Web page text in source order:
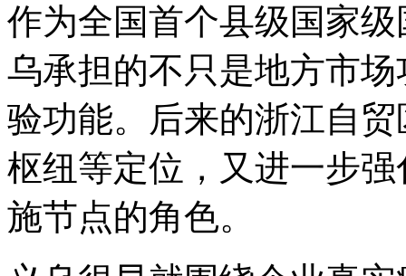
作为全国首个县级国家
乌承担的不只是地方市
验功能。后来的浙江自
枢纽等定位，又进一步
施节点的角色。